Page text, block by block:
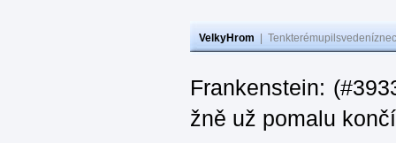
VelkyHrom
Frankenstein:
žně už pomalu